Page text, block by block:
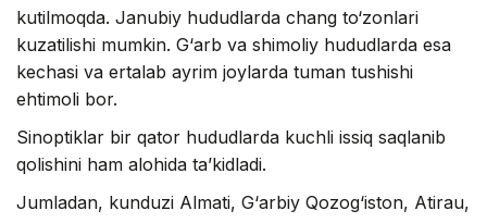
kutilmoqda. Janubiy hududlarda chang to‘zonlari
kuzatilishi mumkin. G‘arb va shimoliy hududlarda esa
kechasi va ertalab ayrim joylarda tuman tushishi
ehtimoli bor.
Sinoptiklar bir qator hududlarda kuchli issiq saqlanib
qolishini ham alohida ta’kidladi.
Jumladan, kunduzi Almati, G‘arbiy Qozog‘iston, Atirau,